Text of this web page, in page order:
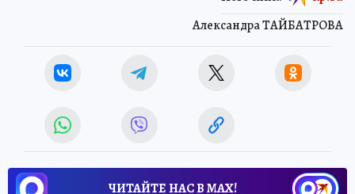
Александра ТАЙБАТРОВА
ЧИТАЙТЕ НАС В МАХ!